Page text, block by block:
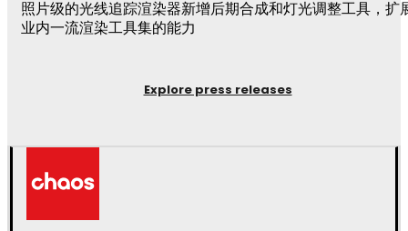
照片级的光线追踪渲染器新增后期合成和灯光调整工具，扩
业内一流渲染工具集的能力
Explore press releases